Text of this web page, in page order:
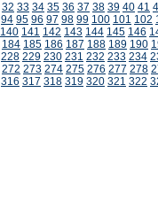
32 33 34 35 36 37 38 39 40 41
94 95 96 97 98 99 100 101 102
140 141 142 143 144 145 146
184 185 186 187 188 189 190
228 229 230 231 232 233 234
272 273 274 275 276 277 278
316 317 318 319 320 321 322